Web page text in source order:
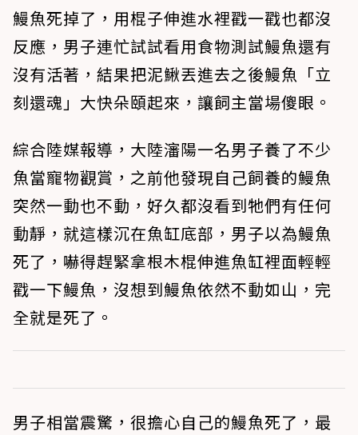
鰻魚死掉了，用棍子伸進水裡戳一戳也都沒
反應，男子連忙試試看用食物測試鰻魚還有
沒有活著，結果把泥鰍丟進去之後鰻魚「立
刻還魂」大快朵頤起來，讓飼主當場傻眼。
綜合陸媒報導，大陸瀋陽一名男子養了不少
魚當寵物觀賞，之前他發現自己飼養的鰻魚
突然一動也不動，好久都沒看到牠們有任何
動靜，就這樣沉在魚缸底部，男子以為鰻魚
死了，嚇得趕緊拿根木棍伸進魚缸裡面輕輕
戳一下鰻魚，沒想到鰻魚依然不動如山，完
全就是死了。
男子相當震驚，很擔心自己的鰻魚死了，最